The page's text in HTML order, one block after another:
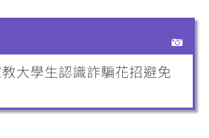
大學生認識詐騙花招避免